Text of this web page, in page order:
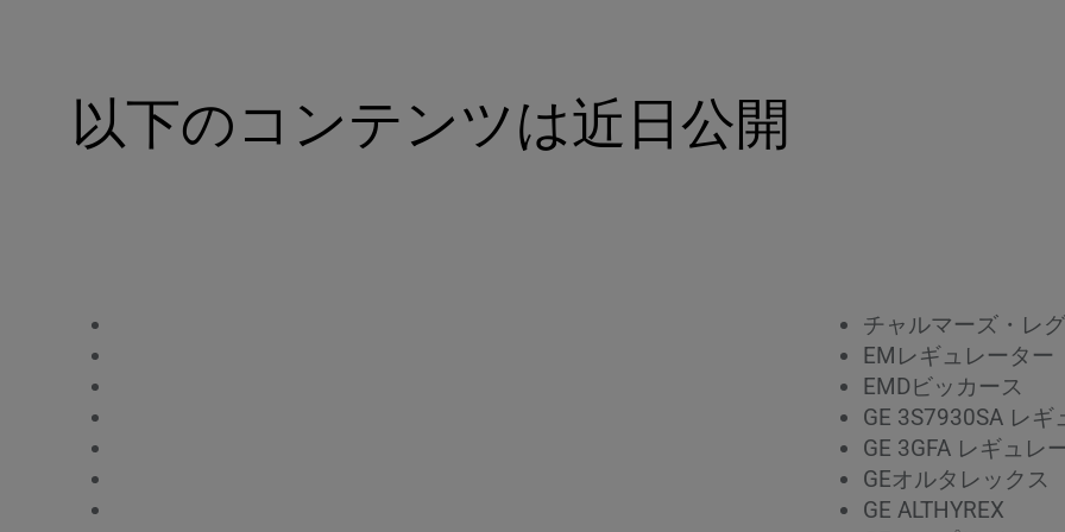
以下のコンテンツは近日公開
チャルマーズ・レ
EMレギュレーター
EMDビッカース
GE 3S7930SA レギ
GE 3GFA レギュレ
GEオルタレックス
GE ALTHYREX